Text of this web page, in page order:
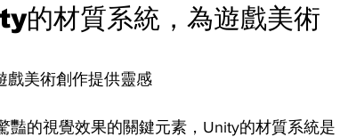
的材質系統，為遊戲美術
戲美術創作提供靈感
豔的視覺效果的關鍵元素，Unity的材質系統是